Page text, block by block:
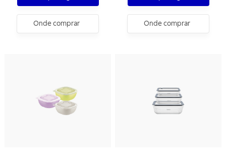
Onde comprar Onde comprar